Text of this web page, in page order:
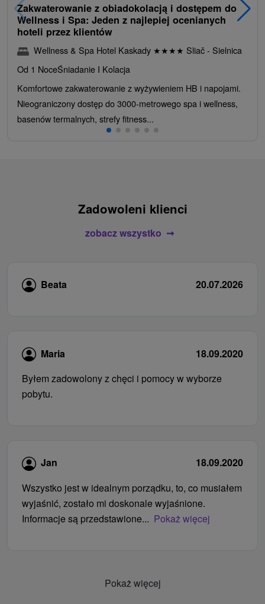
Zakwaterowanie z obiadokolacją i dostępem do
Wellness i Spa: Jeden z najlepiej ocenianych
hoteli przez klientów
Wellness & Spa Hotel Kaskady ★★★★ Sliač - Sielnica
Od 1 NoceŚniadanie I Kolacja
Komfortowe zakwaterowanie z wyżywieniem HB i napojami.
Nieograniczony dostęp do 3000-metrowego spa i wellness,
basenów termalnych, strefy fitness...
Zadowoleni klienci
zobacz wszystko
Beata 20.07.2026
Maria
18.09.2020
Byłem zadowolony z chęci i pomocy w wyborze
pobytu.
Jan
18.09.2020
Wszystko jest w idealnym porządku, to, co musiałem
wyjaśnić, zostało mi doskonale wyjaśnione.
Informacje są przedstawione... Pokaż więcej
Pokaż więcej